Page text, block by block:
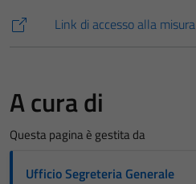
Link di accesso alla misura
A cura di
Questa pagina è gestita da
Ufficio Segreteria Generale